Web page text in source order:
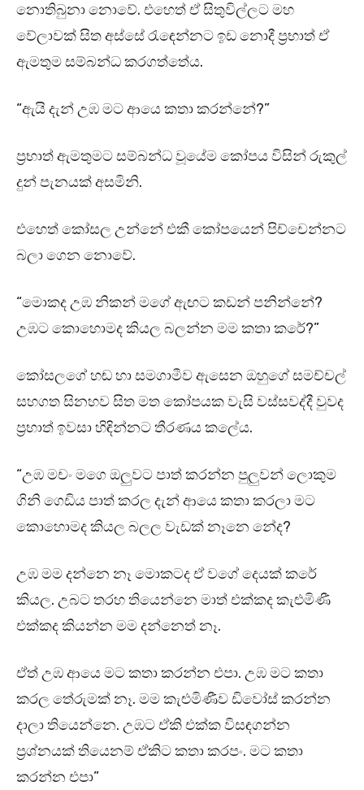
නොතිබුනා නොවේ. එහෙත් ඒ සිතුවිල්ලට මහ
වේලාවක් සිත අස්සේ රැඳෙන්නට ඉඩ නොදී ප්‍රභාත් ඒ
ඇමතුම සම්බන්ධ කරගත්තේය.
“ඇයි දැන් උඹ මට ආයෙ කතා කරන්නේ?”
ප්‍රභාත් ඇමතුමට සම්බන්ධ වූයේම කෝපය විසින් රුකුල්
දුන් පැනයක් අසමිනි.
එහෙත් කෝසල උන්නේ එකී කෝපයෙන් පිච්චෙන්නට
බලා ගෙන නොවේ.
“මොකද උඹ නිකන් මගේ ඇඟට කඩන් පනින්නේ?
උඹට කොහොමද කියල බලන්න මම කතා කරේ?”
කෝසලගේ හඬ හා සමගාමීව ඇසෙන ඔහුගේ සමච්චල්
සහගත සිනහව සිත මත කෝපයක වැසි වස්සවද්දී වුවද
ප්‍රභාත් ඉවසා හිඳින්නට තීරණය කලේය.
“උඹ මචං මගෙ ඔලුවට පාත් කරන්න පුලුවන් ලොකුම
ගිනි ගෙඩිය පාත් කරල දැන් ආයෙ කතා කරලා මට
කොහොමද කියල බලල වැඩක් නෑනෙ නේද?
උඹ මම දන්නෙ නෑ මොකටද ඒ වගේ දෙයක් කරේ
කියල. උබට තරහ තියෙන්නෙ මාත් එක්කද කැළුමිණී
එක්කද කියන්න මම දන්නෙත් නෑ.
ඒත් උඹ ආයෙ මට කතා කරන්න එපා. උඹ මට කතා
කරල තේරුමක් නෑ. මම කැළුමිණීව ඩිවෝස් කරන්න
දාලා තියෙන්නෙ. උඹට ඒකි එක්ක විසඳගන්න
ප්‍රශ්නයක් තියෙනම් ඒකිට කතා කරපං. මට කතා
කරන්න එපා”